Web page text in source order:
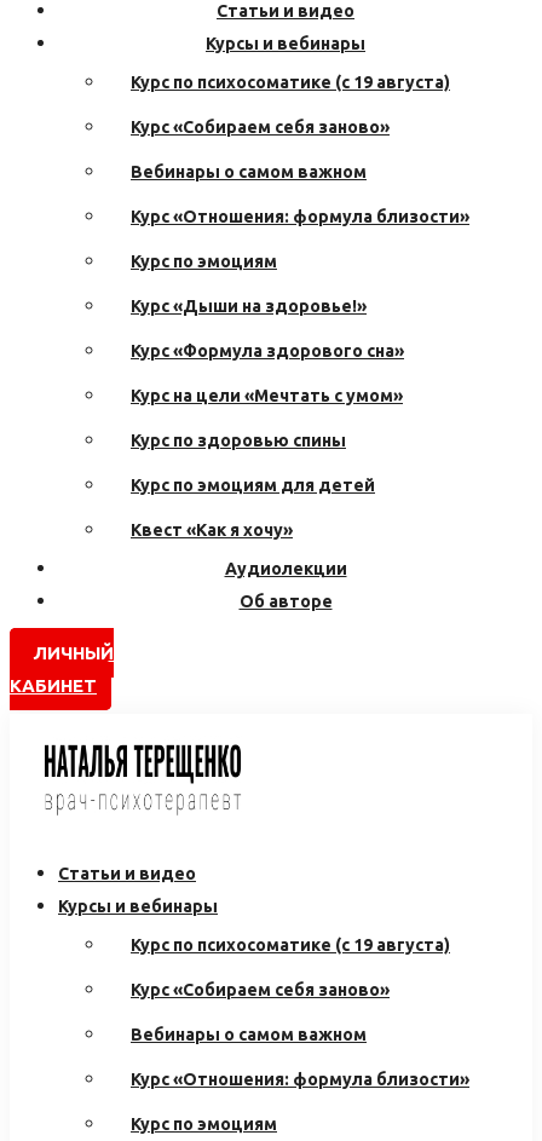
Статьи и видео
Курсы и вебинары
Курс по психосоматике (с 19 августа)
Курс «Собираем себя заново»
Вебинары о самом важном
Курс «Отношения: формула близости»
Курс по эмоциям
Курс «Дыши на здоровье!»
Курс «Формула здорового сна»
Курс на цели «Мечтать с умом»
Курс по здоровью спины
Курс по эмоциям для детей
Квест «Как я хочу»
Аудиолекции
Об авторе
ЛИЧНЫЙ
КАБИНЕТ
Статьи и видео
Курсы и вебинары
Курс по психосоматике (с 19 августа)
Курс «Собираем себя заново»
Вебинары о самом важном
Курс «Отношения: формула близости»
Курс по эмоциям